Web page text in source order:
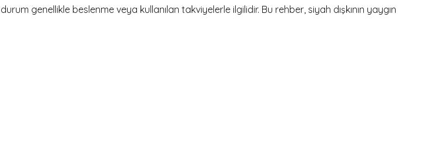
genellikle beslenme veya kullanılan takviyelerle ilgilidir. Bu rehber, siyah dışkının yaygın